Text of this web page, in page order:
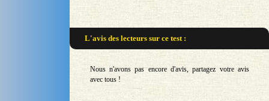
L'avis des lecteurs surce test :
Nous n'avons pas encore d'avis, partagez votre avis
avec tous !